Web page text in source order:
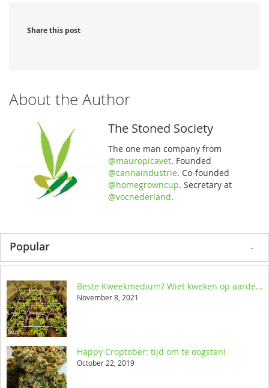
Share this post
About the Author
The Stoned Society
The one man company from
@mauropicavet. Founded
@cannaindustrie. Co-founded
@homegrowncup. Secretary at
@vocnederland.
Popular
Beste Kweekmedium? Wiet kweken op aarde, kokos of hydro
November 8, 2021
Happy Croptober: tijd om te oogsten!
October 22, 2019